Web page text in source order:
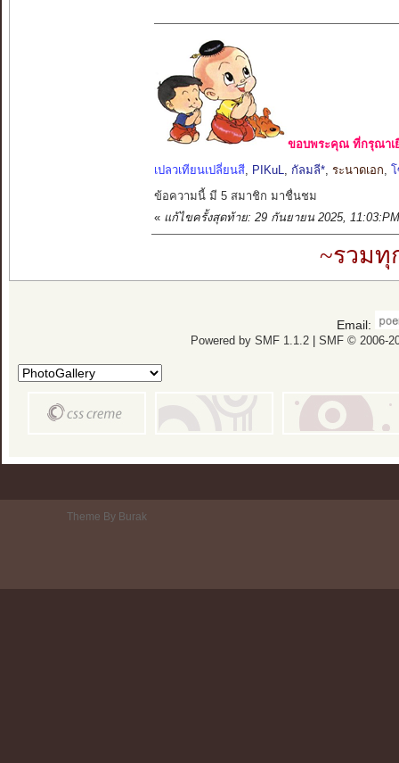
ขอบพระคุณ ที่กรุณาเ
เปลวเทียนเปลี่ยนสี, PIKuL กัลมลี*, ระนาดเอก
ข้อความนี้ มี 5 สมาชิก มาชื่นชม
« แก้ไขครั้งสุดท้าย: 29 กันยายน 2025,
~รวมทุ
Email:
Powered by SMF 1.1.2| SMF © 2006-
Theme By Burak